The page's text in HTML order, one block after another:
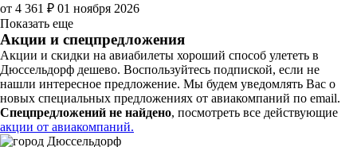
от 4 361 ₽ 01 ноября 2026
Показать еще
Акции и спецпредложения
Акции и скидки на авиабилеты хороший способ улететь в
Дюссельдорф дешево. Воспользуйтесь подпиской, если не
нашли интересное предложение. Мы будем уведомлять Вас о
новых специальных предложениях от авиакомпаний по email.
Спецпредложений не найдено, посмотреть все действующие
акции от авиакомпаний.